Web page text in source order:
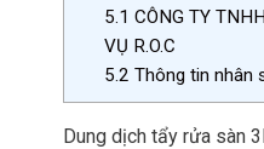
5.1 CÔNG TY
VỤ R.O.C
5.2 Thông tin nhân
Dung dịch tẩy rửa sàn